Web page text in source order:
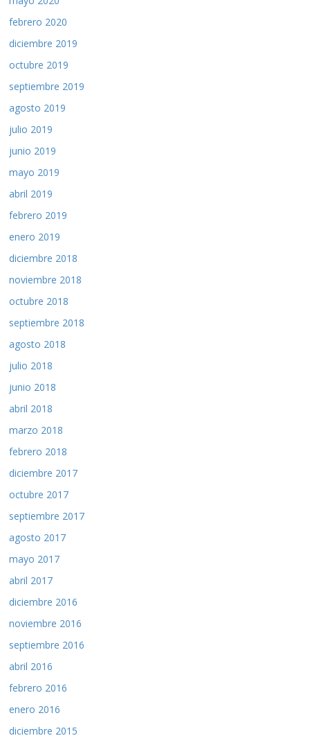
febrero 2020
diciembre 2019
octubre 2019
septiembre 2019
agosto 2019
julio 2019
junio 2019
mayo 2019
abril 2019
febrero 2019
enero 2019
diciembre 2018
noviembre 2018
octubre 2018
septiembre 2018
agosto 2018
julio 2018
junio 2018
abril 2018
marzo 2018
febrero 2018
diciembre 2017
octubre 2017
septiembre 2017
agosto 2017
mayo 2017
abril 2017
diciembre 2016
noviembre 2016
septiembre 2016
abril 2016
febrero 2016
enero 2016
diciembre 2015